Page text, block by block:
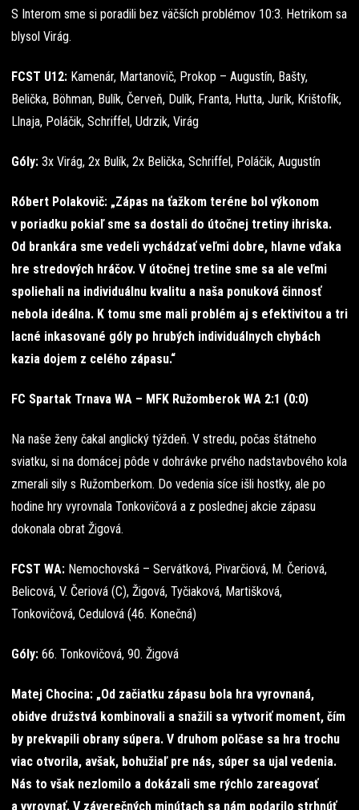
S Interom sme si poradili bez väčších problémov 10:3. Hetrikom sa
blysol Virág.
FCST U12: Kamenár, Martanovič, Prokop – Augustín, Bašty,
Belička, Böhman, Bulík, Červeň, Dulík, Franta, Hutta, Jurík, Krištofík,
Llnaja, Poláčik, Schriffel, Udrzik, Virág
Góly: 3x Virág, 2x Bulík, 2x Belička, Schriffel, Poláčik, Augustín
Róbert Polakovič: „Zápas na ťažkom teréne bol výkonom
v poriadku pokiaľ sme sa dostali do útočnej tretiny ihriska.
Od brankára sme vedeli vychádzať veľmi dobre, hlavne vďaka
hre stredových hráčov. V útočnej tretine sme sa ale veľmi
spoliehali na individuálnu kvalitu a naša ponuková činnosť
nebola ideálna. K tomu sme mali problém aj s efektivitou a tri
lacné inkasované góly po hrubých individuálnych chybách
kazia dojem z celého zápasu.“
FC Spartak Trnava WA – MFK Ružomberok WA 2:1 (0:0)
Na naše ženy čakal anglický týždeň. V stredu, počas štátneho
sviatku, si na domácej pôde v dohrávke prvého nadstavbového kola
zmerali sily s Ružomberkom. Do vedenia síce išli hostky, ale po
hodine hry vyrovnala Tonkovičová a z poslednej akcie zápasu
dokonala obrat Žigová.
FCST WA: Nemochovská – Servátková, Pivarčiová, M. Čeriová,
Belicová, V. Čeriová (C), Žigová, Tyčiaková, Martišková,
Tonkovičová, Cedulová (46. Konečná)
Góly: 66. Tonkovičová, 90. Žigová
Matej Chocina: „Od začiatku zápasu bola hra vyrovnaná,
obidve družstvá kombinovali a snažili sa vytvoriť moment, čím
by prekvapili obrany súpera. V druhom polčase sa hra trochu
viac otvorila, avšak, bohužiaľ pre nás, súper sa ujal vedenia.
Nás to však nezlomilo a dokázali sme rýchlo zareagovať
a vyrovnať. V záverečných minútach sa nám podarilo strhnúť